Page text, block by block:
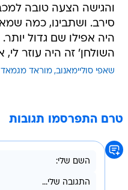
והגישה הצעה טובה
סירב. ושתבינו, כמה
היה אפילו שם גדול
השולחן' זה היה עוזר
שאפי סוליימאנוב מוראד
טרם התפרסמו תגובות